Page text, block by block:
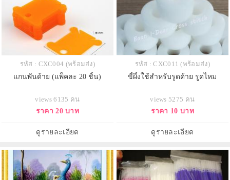
รหัส : CXC004 (พร้อมส่ง)
แกนพันด้าย (แพ็คละ 20 ชิ้น)
views 6135 คน
ราคา 20 บาท
ดูรายละเอียด
รหัส : CXC011 (พร้อมส่ง)
ขี้ผึ้งใช้สำหรับรูดด้าย รูดไหม
views 5275 คน
ราคา 10 บาท
ดูรายละเอียด